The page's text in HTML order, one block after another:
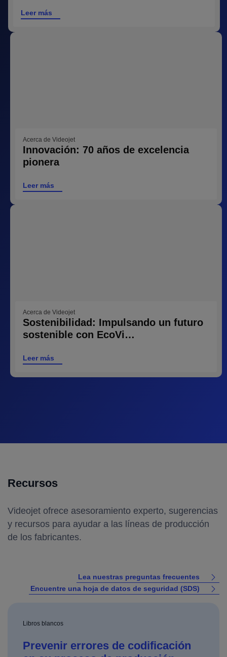
Leer más
Acerca de Videojet
Innovación: 70 años de excelencia
pionera
Leer más
Acerca de Videojet
Sostenibilidad: Impulsando un futuro
sostenible con EcoVi…
Leer más
Recursos
Videojet ofrece asesoramiento experto, sugerencias
y recursos para ayudar a las líneas de producción
de los fabricantes.
Lea nuestras preguntas frecuentes
Encuentre una hoja de datos de seguridad (SDS)
Libros blancos
Prevenir errores de codificación